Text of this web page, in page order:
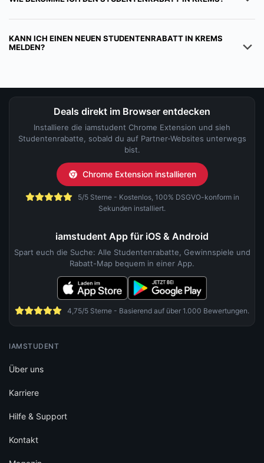
KANN ICH EINEN NEUEN STUDENTENRABATT IN KREMS
MELDEN?
Deals direkt im Browser entdecken
Installiere die iamstudent Chrome Extension und sieh
Studentenrabatte, sobald du auf Partner-Websites unterwegs
bist.
Chrome Extension installieren
5/5 Sterne - Kostenlos, 100% DSGVO-konform in
Sekunden installiert.
iamstudent App für iOS & Android
Spart euch die Suche: Alle Studentenrabatte, Gewinnspiele und
Rabatt-Map bequem in einer App.
4,75/5 Sterne - Basierend auf über 1.000 Bewertungen.
IAMSTUDENT
Über uns
Karriere
Hilfe & Support
Kontakt